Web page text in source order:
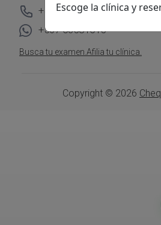
Escoge la clínica y
+507 3107955
+507 63581615
Busca tu examen. Afilia tu clínica.
Copyright © 2026